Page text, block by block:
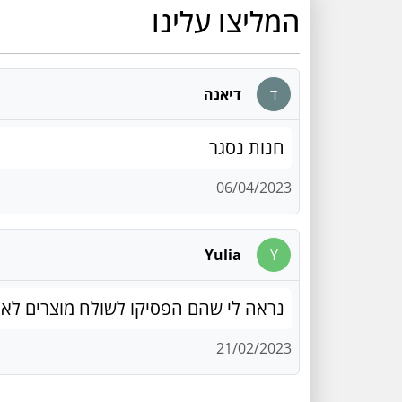
המליצו עלינו
ד דיאנה
חנות נסגר
06/04/2023
Y
Yulia
נראה לי שהם הפסיקו לשולח מוצרים
21/02/2023